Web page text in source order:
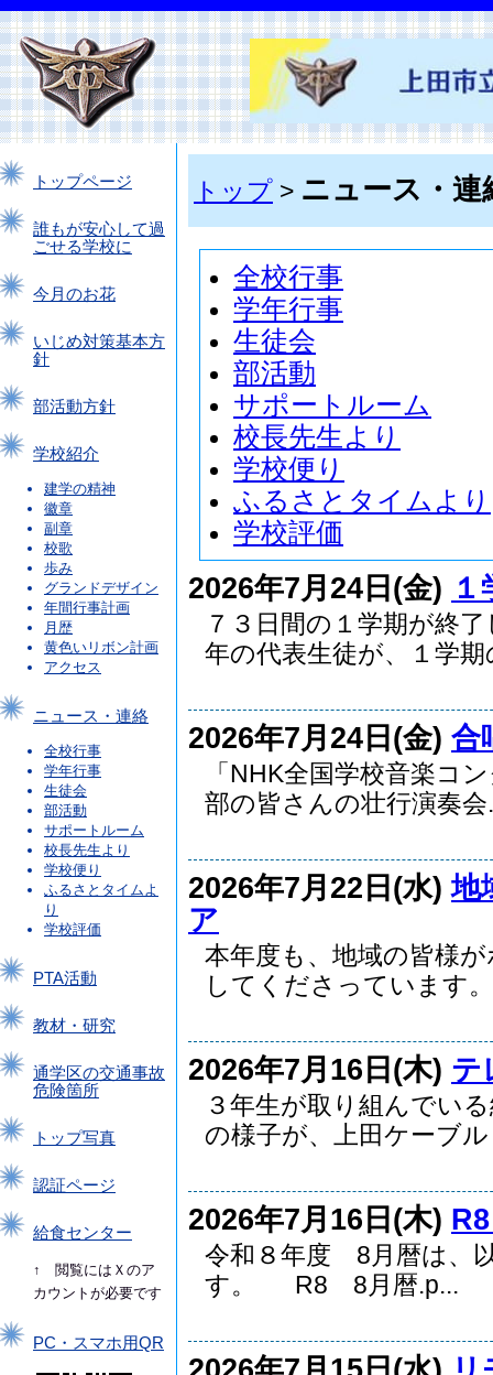
トップページ
誰もが安心して過
ごせる学校に
今月のお花
いじめ対策基本方
針
部活動方針
学校紹介
建学の精神
徽章
副章
校歌
歩み
グランドデザイン
年間行事計画
月歴
黄色いリボン計画
アクセス
ニュース・連絡
全校行事
学年行事
生徒会
部活動
サポートルーム
校長先生より
学校便り
ふるさとタイムよ
り
学校評価
PTA活動
教材・研究
通学区の交通事故
危険箇所
トップ写真
認証ページ
給食センター
↑ 閲覧にはＸのア
カウントが必要です
PC・スマホ用QR
トップ > ニュース・連
全校行事
学年行事
生徒会
部活動
サポートルーム
校長先生より
学校便り
ふるさとタイムより
学校評価
2026年7月24日(金)
７３日間の１学期が終
年の代表生徒が、１学期
2026年7月24日(金) 合
「NHK全国学校音楽コ
部の皆さんの壮行演奏会
2026年7月22日(水)地
ア
本年度も、地域の皆様
してくださっています
2026年7月16日(木) テ
３年生が取り組んでい
の様子が、上田ケーブ
2026年7月16日(木)
令和８年度 8月暦は、
す。 R8 8月暦.p...